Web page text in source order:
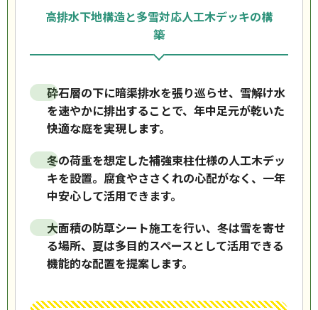
高排水下地構造と多雪対応人工木デッキの構
築
砕石層の下に暗渠排水を張り巡らせ、雪解け水
を速やかに排出することで、年中足元が乾いた
快適な庭を実現します。
冬の荷重を想定した補強束柱仕様の人工木デッ
キを設置。腐食やささくれの心配がなく、一年
中安心して活用できます。
大面積の防草シート施工を行い、冬は雪を寄せ
る場所、夏は多目的スペースとして活用できる
機能的な配置を提案します。